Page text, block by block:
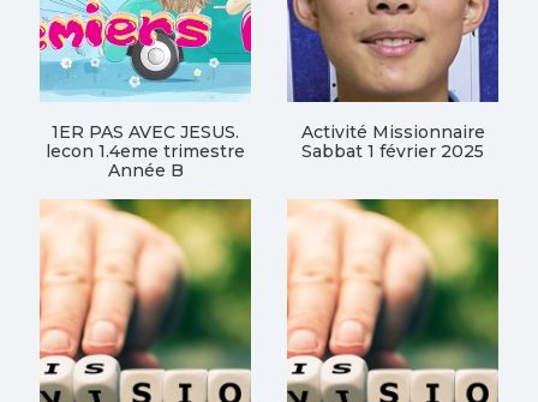
1ER PAS AVEC JESUS.
lecon 1.4eme trimestre
Année B
Activité Missionnaire
Sabbat 1 février 2025